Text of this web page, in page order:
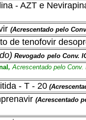
- AZT e
(Acrescentado pelo
de tenofovir
Revogado pelo Conv.
, Acrescentado pelo Conv.
- T - 20
(Acrescentado